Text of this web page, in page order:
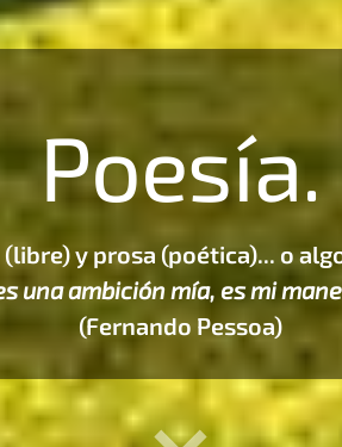
Poesía.
y prosa (poética)... o
una ambición mía, es mi
(Fernando Pessoa)